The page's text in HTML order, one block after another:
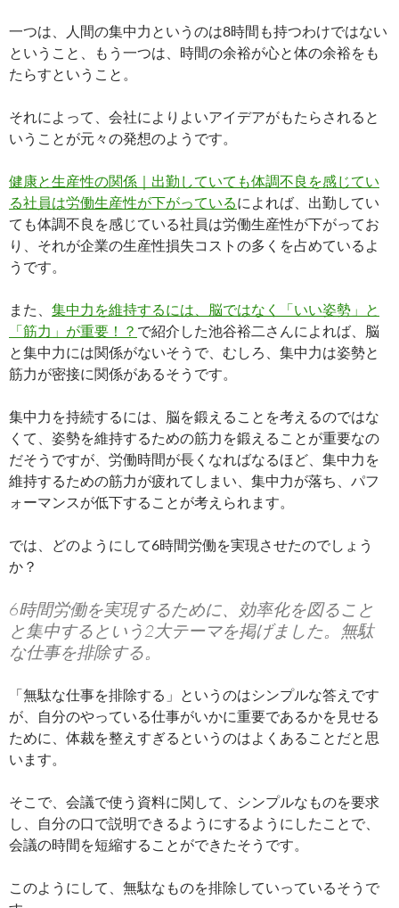
一つは、人間の集中力というのは8時間も持つわけではない
ということ、もう一つは、時間の余裕が心と体の余裕をも
たらすということ。
それによって、会社によりよいアイデアがもたらされると
いうことが元々の発想のようです。
健康と生産性の関係｜出勤していても体調不良を感じてい
る社員は労働生産性が下がっているによれば、出勤してい
ても体調不良を感じている社員は労働生産性が下がってお
り、それが企業の生産性損失コストの多くを占めているよ
うです。
また、 集中力を維持するには、脳ではなく「いい姿勢」と
「筋力」が重要！？ で紹介した池谷裕二さんによれば、脳
と集中力には関係がないそうで、むしろ、集中力は姿勢と
筋力が密接に関係があるそうです。
集中力を持続するには、脳を鍛えることを考えるのではな
くて、姿勢を維持するための筋力を鍛えることが重要なの
だそうですが、労働時間が長くなればなるほど、集中力を
維持するための筋力が疲れてしまい、集中力が落ち、パフ
ォーマンスが低下することが考えられます。
では、どのようにして6時間労働を実現させたのでしょう
か？
6時間労働を実現するために、効率化を図ること
と集中するという2大テーマを掲げました。無駄
な仕事を排除する。
「無駄な仕事を排除する」というのはシンプルな答えです
が、自分のやっている仕事がいかに重要であるかを見せる
ために、体裁を整えすぎるというのはよくあることだと思
います。
そこで、会議で使う資料に関して、シンプルなものを要求
し、自分の口で説明できるようにするようにしたことで、
会議の時間を短縮することができたそうです。
このようにして、無駄なものを排除していっているそうで